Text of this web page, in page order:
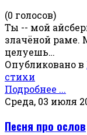
(0 голосов)
Ты -- мой
злачёной раме.
целуешь…
Опубликовано в
стихи
Подробнее ...
Среда, 03 июля
Песня про ослов